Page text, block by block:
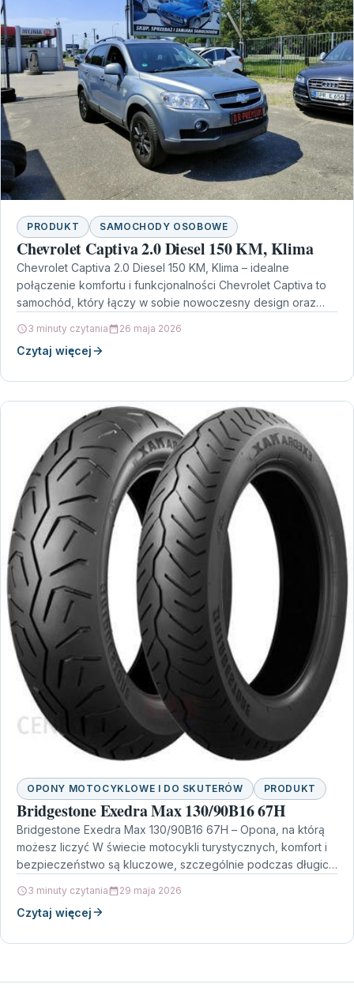
PRODUKT SAMOCHODY OSOBOWE
Chevrolet Captiva 2.0 Diesel 150 KM, Klima
Chevrolet Captiva 2.0 Diesel 150 KM, Klima – idealne
połączenie komfortu i funkcjonalności Chevrolet Captiva to
samochód, który łączy w sobie nowoczesny design oraz…
3 minuty czytania 26 maja 2026
Czytaj więcej
OPONY MOTOCYKLOWE I DO SKUTERÓW PRODUKT
Bridgestone Exedra Max 130/90B16 67H
Bridgestone Exedra Max 130/90B16 67H – Opona, na którą
możesz liczyć W świecie motocykli turystycznych, komfort i
bezpieczeństwo są kluczowe, szczególnie podczas długich
3 minuty czytania 29 maja 2026
Czytaj więcej